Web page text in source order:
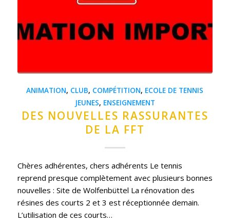
ANIMATION, CLUB, COMPÉTITION, ECOLE DE TENNIS
JEUNES, ENSEIGNEMENT
DES NOUVELLES RASSURANTES
DE LA FFT
Chères adhérentes, chers adhérents Le tennis
reprend presque complètement avec plusieurs bonnes
nouvelles : Site de Wolfenbüttel La rénovation des
résines des courts 2 et 3 est réceptionnée demain.
L’utilisation de ces courts…